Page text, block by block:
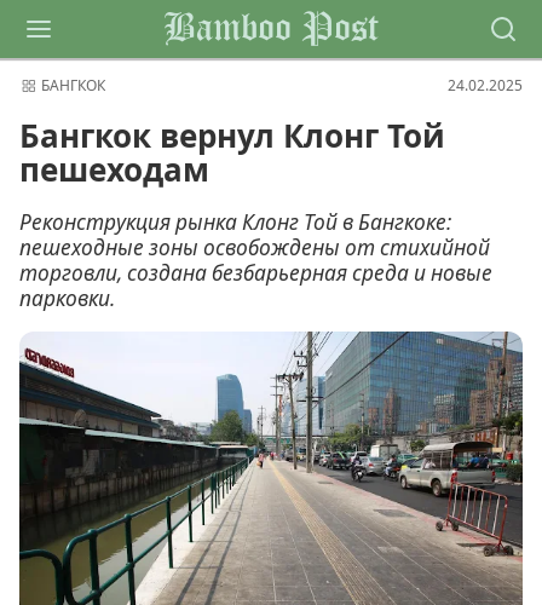
Bamboo Post
БАНГКОК 24.02.2025
Бангкок вернул Клонг Той
пешеходам
Реконструкция рынка Клонг Той в Бангкоке:
пешеходные зоны освобождены от стихийной
торговли, создана безбарьерная среда и новые
парковки.